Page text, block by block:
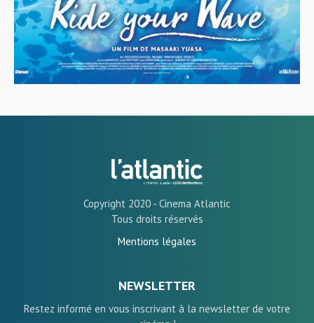
Copyright 2020 - Cinema Atlantic
Tous droits réservés
Mentions légales
NEWSLETTER
Restez informé en vous inscrivant à la newsletter de votre